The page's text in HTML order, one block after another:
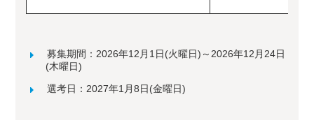
募集期間：2026年12月1日(火曜日)～2026年12月24日
(木曜日)
選考日：2027年1月8日(金曜日)